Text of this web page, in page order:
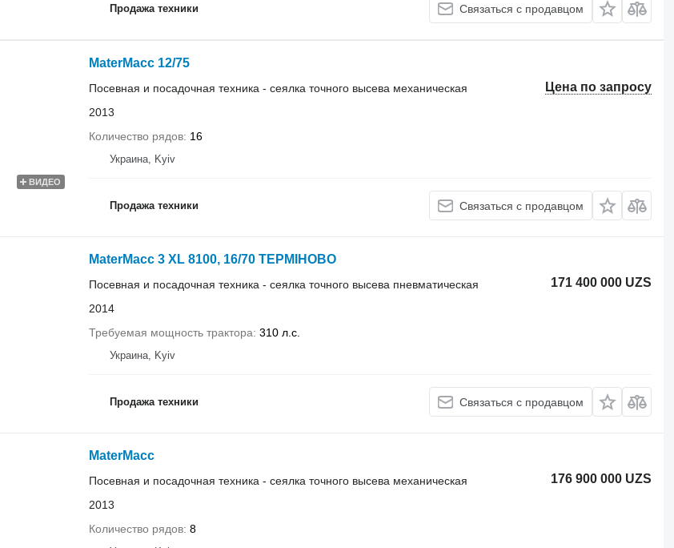
Продажа техники Связаться с продавцом
ВИДЕО
MaterMacc 12/75
Цена по запросу
Посевная и посадочная техника - сеялка точного высева механическая
2013
Количество рядов 16
Украина, Kyiv
Продажа техники Связаться с продавцом
MaterMacc 3 XL 8100, 16/70 ТЕРМІНОВО
171 400 000 UZS
Посевная и посадочная техника - сеялка точного высева пневматическая
2014
Требуемая мощность трактора 310 л.с.
Украина, Kyiv
Продажа техники Связаться с продавцом
MaterMacc
176 900 000 UZS
Посевная и посадочная техника - сеялка точного высева механическая
2013
Количество рядов 8